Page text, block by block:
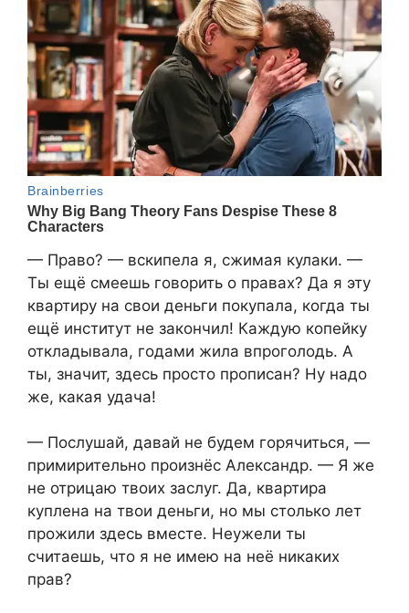
— Право? — вскипела я, сжимая кулаки. —
Ты ещё смеешь говорить о правах? Да я эту
квартиру на свои деньги покупала, когда ты
ещё институт не закончил! Каждую копейку
откладывала, годами жила впроголодь. А
ты, значит, здесь просто прописан? Ну надо
же, какая удача!
— Послушай, давай не будем горячиться, —
примирительно произнёс Александр. — Я же
не отрицаю твоих заслуг. Да, квартира
куплена на твои деньги, но мы столько лет
прожили здесь вместе. Неужели ты
считаешь, что я не имею на неё никаких
прав?